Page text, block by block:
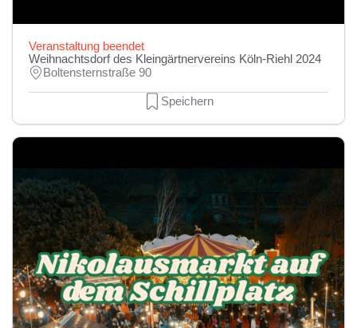
Veranstaltung beendet
Weihnachtsdorf des Kleingärtnervereins Köln-Riehl 2024
Boltensternstraße 90
Speichern